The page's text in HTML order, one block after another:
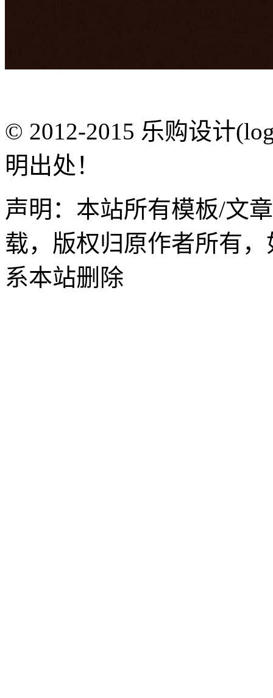
© 2012-2015 乐购设计
明出处！
声明：本站所有模板/文
载，版权归原作者所有
系本站删除